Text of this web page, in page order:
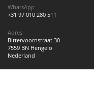
WhatsApp
+31 97 010 280 511
Adres
Bittervoornstraat 30
7559 BN Hengelo
Nederland